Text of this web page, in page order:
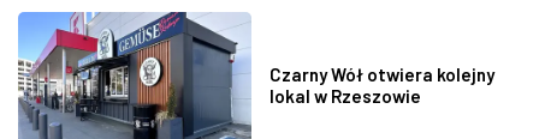
Czarny Wół otwiera kolejny
lokal w Rzeszowie